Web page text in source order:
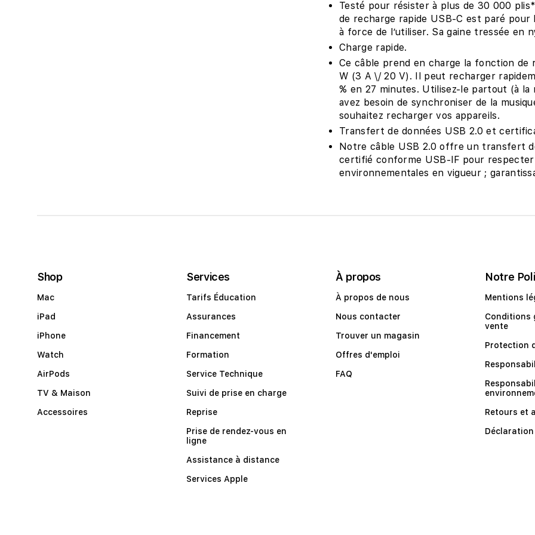
Testé pour résister à plus de 30 000
de recharge rapide USB-C est paré pour
à force de l’utiliser. Sa gaine tressée en
Charge rapide.
Ce câble prend en charge la fonction de
W (3 A \/ 20 V). Il peut recharger
% en 27 minutes. Utilisez-le partout (à
avez besoin de synchroniser de la
souhaitez recharger vos appareils.
Transfert de données USB 2.0 et
Notre câble USB 2.0 offre un transfert
certifié conforme USB-IF pour
environnementales en vigueur ;
Shop
Mac
iPad
iPhone
Watch
AirPods
TV & Maison
Accessoires
Services
Tarifs Éducation
Assurances
Financement
Formation
Service Technique
Suivi de prise en charge
Reprise
Prise de rendez-vous en
ligne
Assistance à distance
Services Apple
À propos
À propos de nous
Nous contacter
Trouver un magasin
Offres d'emploi
FAQ
Notre
Mentions
Conditions
vente
Protection
Retours et